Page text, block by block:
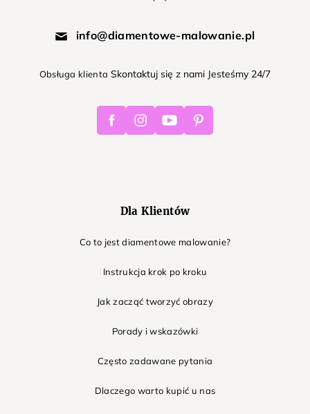
info@diamentowe-malowanie.pl
Obsługa klienta Skontaktuj się z nami Jesteśmy 24/7
FacebookInstagramYoutube Pinterest
Dla Klientów
Co to jest diamentowe malowanie?
Instrukcja krok po kroku
Jak zacząć tworzyć obrazy
Porady i wskazówki
Często zadawane pytania
Dlaczego warto kupić u nas